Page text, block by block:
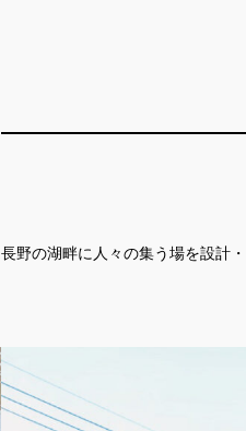
長野の湖畔に人々の集う場を設計